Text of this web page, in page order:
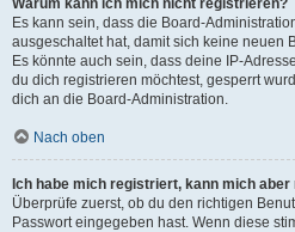
Warum kann ich mich nicht registrieren?
Es kann sein, dass die Board-
ausgeschaltet hat, damit sich keine neuen
Es könnte auch sein, dass deine IP-
du dich registrieren möchtest, gesperrt
dich an die Board-Administration.
Nach oben
Ich habe mich registriert, kann mich aber
Überprüfe zuerst, ob du den richtigen
Passwort eingegeben hast. Wenn diese